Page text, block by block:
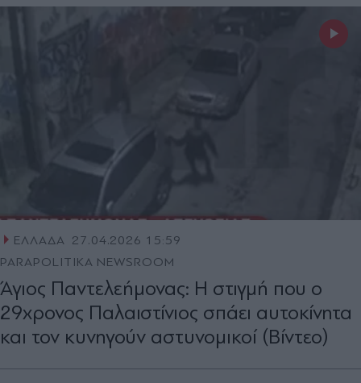
ΕΛΛΑΔΑ
27.04.2026 15:59
PARAPOLITIKA NEWSROOM
Άγιος Παντελεήμονας: Η στιγμή που ο
29χρονος Παλαιστίνιος σπάει αυτοκίνητα
και τον κυνηγούν αστυνομικοί (Βίντεο)